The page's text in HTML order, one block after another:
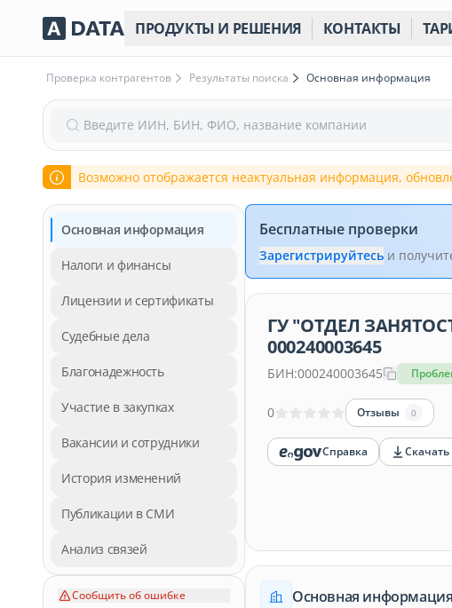
ПРОДУКТЫ И РЕШЕНИЯ КОНТАКТЫ
Проверка контрагентов Результаты поиска Основная информация
Введите ИИН, БИН, ФИО, название компании
Возможно отображается неактуальная информация,
Основная информация
Налоги и финансы
Лицензии и сертификаты
Судебные дела
Благонадежность
Участие в закупках
Вакансии и сотрудники
История изменений
Публикации в СМИ
Анализ связей
Сообщить об ошибке
Бесплатные проверки
Зарегистрируйтесь и
ГУ "ОТДЕЛ
000240003645
БИН:000240003645
0 Отзывы 0
Справка Скачать
Основная информация